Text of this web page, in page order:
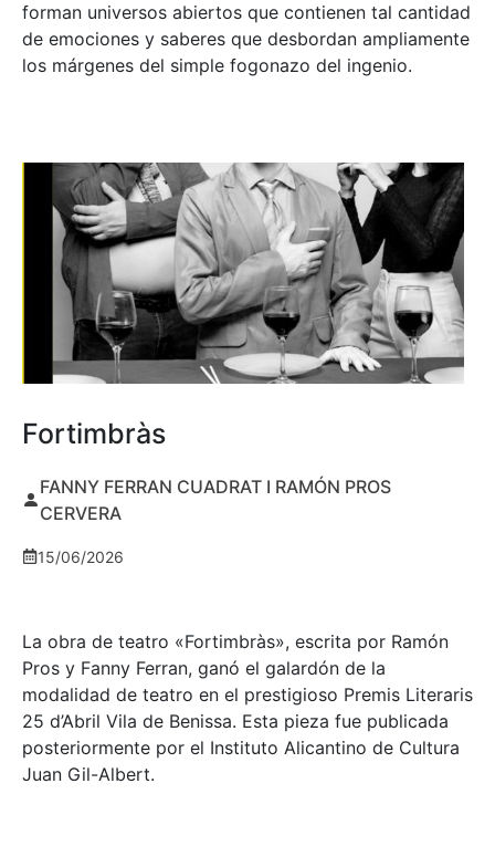
forman universos abiertos que contienen tal cantidad
de emociones y saberes que desbordan ampliamente
los márgenes del simple fogonazo del ingenio.
Fortimbràs
FANNY FERRAN CUADRAT I RAMÓN PROS
CERVERA
15/06/2026
La obra de teatro «Fortimbràs», escrita por Ramón
Pros y Fanny Ferran, ganó el galardón de la
modalidad de teatro en el prestigioso Premis Literaris
25 d’Abril Vila de Benissa. Esta pieza fue publicada
posteriormente por el Instituto Alicantino de Cultura
Juan Gil-Albert.